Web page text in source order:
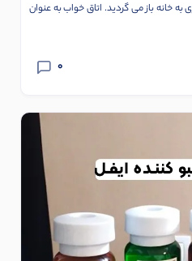
خانه باز می گردید. اتاق خواب به عنوان
0